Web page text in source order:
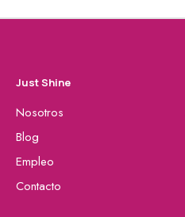
Just Shine
Nosotros
Blog
Empleo
Contacto